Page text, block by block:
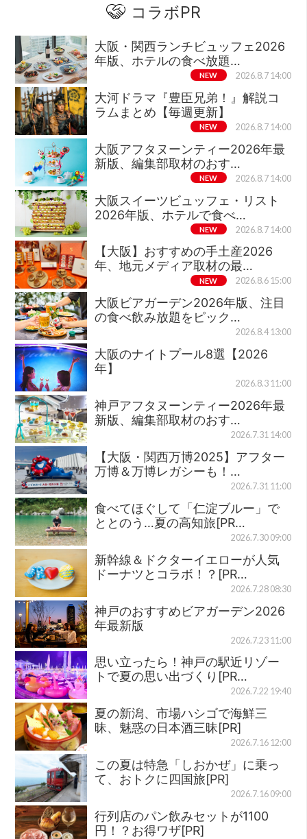
コラボPR
大阪・関西ランチビュッフェ2026
年版、ホテルの食べ放題…
NEW 2026.8.7 14:00
大河ドラマ『豊臣兄弟！』解説コ
ラムまとめ【毎週更新】
NEW 2026.8.7 14:00
大阪アフタヌーンティー2026年最
新版、編集部取材のおす…
NEW 2026.8.7 14:00
大阪スイーツビュッフェ・リスト
2026年版、ホテルで食べ…
NEW 2026.8.7 14:00
【大阪】おすすめの手土産2026
年、地元メディア取材の最…
NEW 2026.8.6 15:00
大阪ビアガーデン2026年版、注目
の食べ飲み放題をピック…
2026.8.4 13:00
大阪のナイトプール8選【2026
年】
2026.8.3 11:00
神戸アフタヌーンティー2026年最
新版、編集部取材のおす…
2026.7.31 14:00
【大阪・関西万博2025】アフター
万博＆万博レガシーも！…
2026.7.31 11:00
食べてほぐして「仁淀ブルー」で
ととのう…夏の高知旅[PR…
2026.7.30 09:00
新幹線＆ドクターイエローが人気
ドーナツとコラボ！？[PR…
2026.7.28 08:30
神戸のおすすめビアガーデン2026
年最新版
2026.7.23 11:00
思い立ったら！神戸の駅近リゾー
トで夏の思い出づくり[PR…
2026.7.22 19:40
夏の新潟、市場ハシゴで海鮮三
昧、魅惑の日本酒三昧[PR]
2026.7.16 12:00
この夏は特急「しおかぜ」に乗っ
て、おトクに四国旅[PR]
2026.7.16 09:00
行列店のパン飲みセットが1100
円！？お得ワザ[PR]